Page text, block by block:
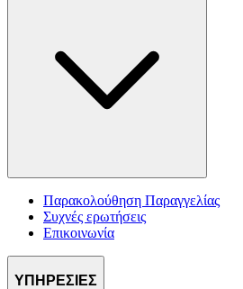
Παρακολούθηση Παραγγελίας
Συχνές ερωτήσεις
Επικοινωνία
ΥΠΗΡΕΣΙΕΣ